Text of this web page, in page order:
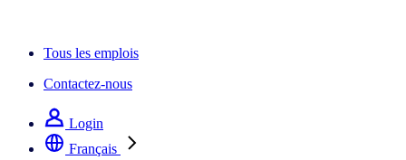
Tous les emplois
Contactez-nous
Login
Français